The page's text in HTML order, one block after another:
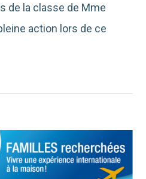
de la classe de Mme
action lors de ce